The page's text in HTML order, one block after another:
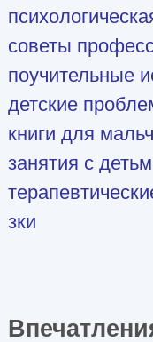
советы
поучительные
детские
книги для
занятия с
зки